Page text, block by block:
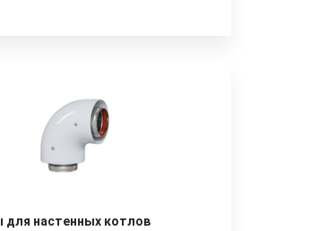
настенных котлов